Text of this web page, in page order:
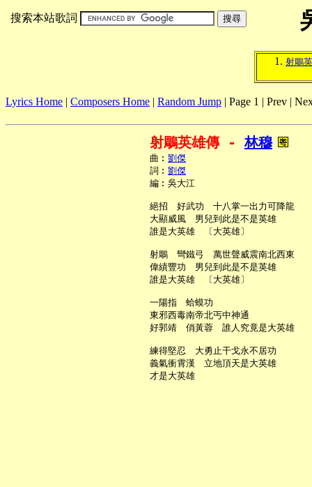
搜索本站歌詞
射鵰
Lyrics Home | Composers Home | Random Jump | Page 1 | Prev |
射鵰英雄傳 - 林穆
     曲︰
劉傑
     詞︰
劉傑
     編︰吳大江
     絕招　好武功　十八掌一出力可降龍
     大顯威風　男兒到此是不是英雄
     誰是大英雄　〔大英雄〕
     射鵰　彎鐵弓　萬世聲威震南北西東
     偉績豐功　男兒到此是不是英雄
     誰是大英雄　〔大英雄〕
     一陽指　蛤蟆功
     東邪西毒南帝北丐中神通
     好郭靖　俏黃蓉　誰人究竟是大英雄
     練得堅忍　大勇止干戈永不居功
     義氣衝霄漢　立地頂天是大英雄